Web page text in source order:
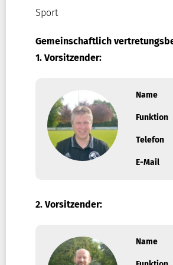
Sport
Gemeinschaftlich
1. Vorsitzender:
Name
Funktion
Telefon
E-Mail
2. Vorsitzender:
Name